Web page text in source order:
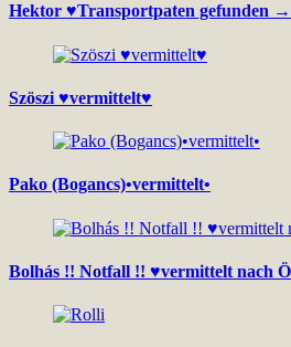
Hektor ♥Transportpaten gefunden
Szöszi ♥vermittelt♥
Pako (Bogancs)•vermittelt•
Bolhás !! Notfall !! ♥vermittelt nach